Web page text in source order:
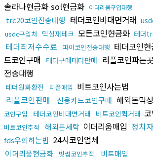
솔라나현금화 sol현금화 이더리움구입대행
trc20코인전송대행 테더코인비대면거래
usdc구입처 믹싱재테크 모든코인현금화 테더
테더최저수수료 파이코인전송대행 테더코인
트코인구매
테더구매테더판매 리플코인파는곳
전송대행
테더원화환전 리플매입 비트코인사는법
리플코인판매
신용카드코인구매 해외돈믹싱
코인구입
테더코인비대면거래 비트코인퀵거래
비트코인추적
해외돈세탁 이더리움매입 정치
fds우회하는법 24시코인업체
이더리움현금화 빗썸코인추적 비트매입